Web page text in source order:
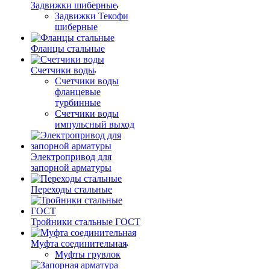
Задвижки шиберные
Задвижки Текофи
шиберные
Фланцы стальные
Счетчики воды
Счетчики воды
фланцевые
турбинные
Счетчики воды
импульсный выход
Электропривод для
запорной арматуры
Переходы стальные
Тройники стальные ГОСТ
Муфта соединительная
Муфты грувлок